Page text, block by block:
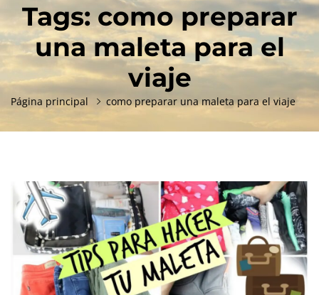
Tags: como preparar
una maleta para el
viaje
Página principal como preparar una maleta para el viaje